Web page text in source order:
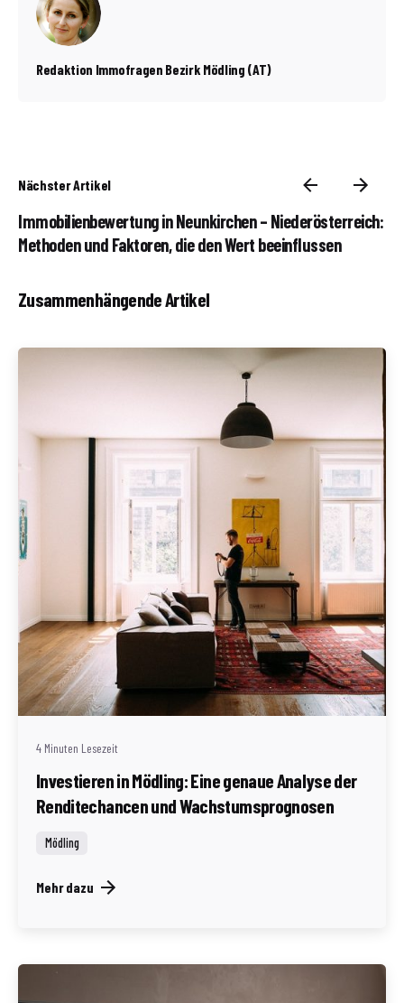
Redaktion Immofragen Bezirk Mödling (AT)
Nächster Artikel
Immobilienbewertung in Neunkirchen – Niederösterreich:
Methoden und Faktoren, die den Wert beeinflussen
Zusammenhängende Artikel
Geschrieben von
Redaktion Immofragen Bezirk Mödling (AT)
4 Minuten Lesezeit
Investieren in Mödling: Eine genaue Analyse der
Renditechancen und Wachstumsprognosen
Mödling
Mehr dazu